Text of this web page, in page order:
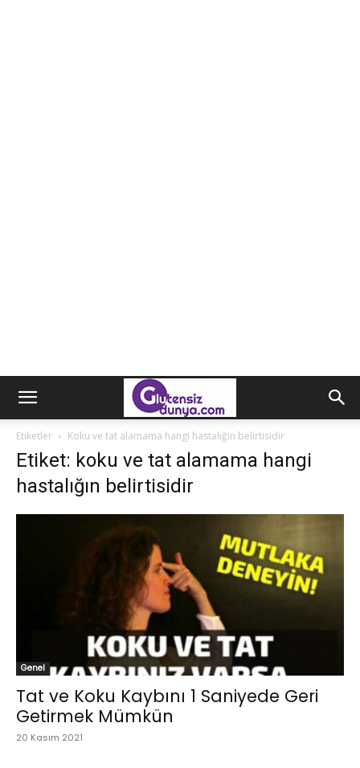
Etiketler Koku ve tat alamama hangi hastalığın belirtisidir
Etiket: koku ve tat alamama hangi
hastalığın belirtisidir
Genel
Tat ve Koku Kaybını 1 Saniyede Geri
Getirmek Mümkün
20 Kasım 2021